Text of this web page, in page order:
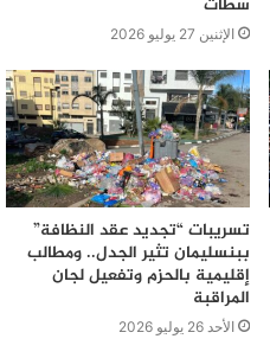
الإثنين 27 يوليو 2026
تسريبات “تجديد عقد النظافة”
ببنسليمان تثير الجدل.. ومطالب
إقليمية بالحزم وتفعيل لجان
المراقبة
الأحد 26 يوليو 2026